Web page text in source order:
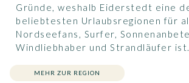
Gründe, weshalb Eiderstedt eine
beliebtesten Urlaubsregionen für
Nordseefans, Surfer,
Windliebhaber und Strandläufer ist.
MEHR ZUR REGION